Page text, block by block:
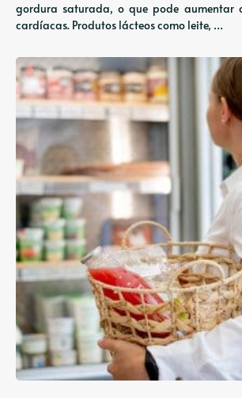
gordura saturada, o que pode aumentar
cardíacas. Produtos lácteos como leite, …